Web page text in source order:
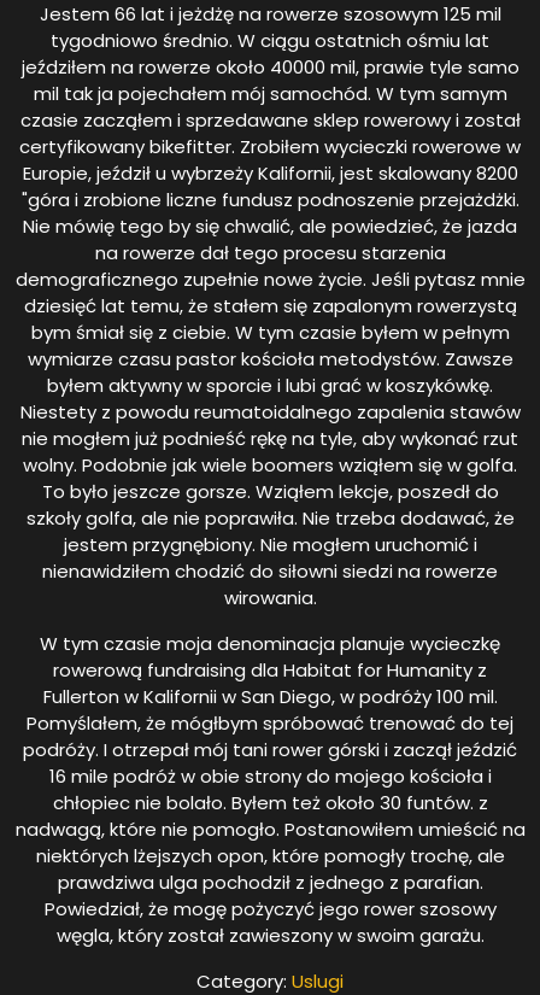
Jestem 66 lat i jeżdżę na rowerze szosowym 125 mil
tygodniowo średnio. W ciągu ostatnich ośmiu lat
jeździłem na rowerze około 40000 mil, prawie tyle samo
mil tak ja pojechałem mój samochód. W tym samym
czasie zacząłem i sprzedawane sklep rowerowy i został
certyfikowany bikefitter. Zrobiłem wycieczki rowerowe w
Europie, jeździł u wybrzeży Kalifornii, jest skalowany 8200
"góra i zrobione liczne fundusz podnoszenie przejażdżki.
Nie mówię tego by się chwalić, ale powiedzieć, że jazda
na rowerze dał tego procesu starzenia
demograficznego zupełnie nowe życie. Jeśli pytasz mnie
dziesięć lat temu, że stałem się zapalonym rowerzystą
bym śmiał się z ciebie. W tym czasie byłem w pełnym
wymiarze czasu pastor kościoła metodystów. Zawsze
byłem aktywny w sporcie i lubi grać w koszykówkę.
Niestety z powodu reumatoidalnego zapalenia stawów
nie mogłem już podnieść rękę na tyle, aby wykonać rzut
wolny. Podobnie jak wiele boomers wziąłem się w golfa.
To było jeszcze gorsze. Wziąłem lekcje, poszedł do
szkoły golfa, ale nie poprawiła. Nie trzeba dodawać, że
jestem przygnębiony. Nie mogłem uruchomić i
nienawidziłem chodzić do siłowni siedzi na rowerze
wirowania.
W tym czasie moja denominacja planuje wycieczkę
rowerową fundraising dla Habitat for Humanity z
Fullerton w Kalifornii w San Diego, w podróży 100 mil.
Pomyślałem, że mógłbym spróbować trenować do tej
podróży. I otrzepał mój tani rower górski i zaczął jeździć
16 mile podróż w obie strony do mojego kościoła i
chłopiec nie bolało. Byłem też około 30 funtów. z
nadwagą, które nie pomogło. Postanowiłem umieścić na
niektórych lżejszych opon, które pomogły trochę, ale
prawdziwa ulga pochodził z jednego z parafian.
Powiedział, że mogę pożyczyć jego rower szosowy
węgla, który został zawieszony w swoim garażu.
Category: Uslugi